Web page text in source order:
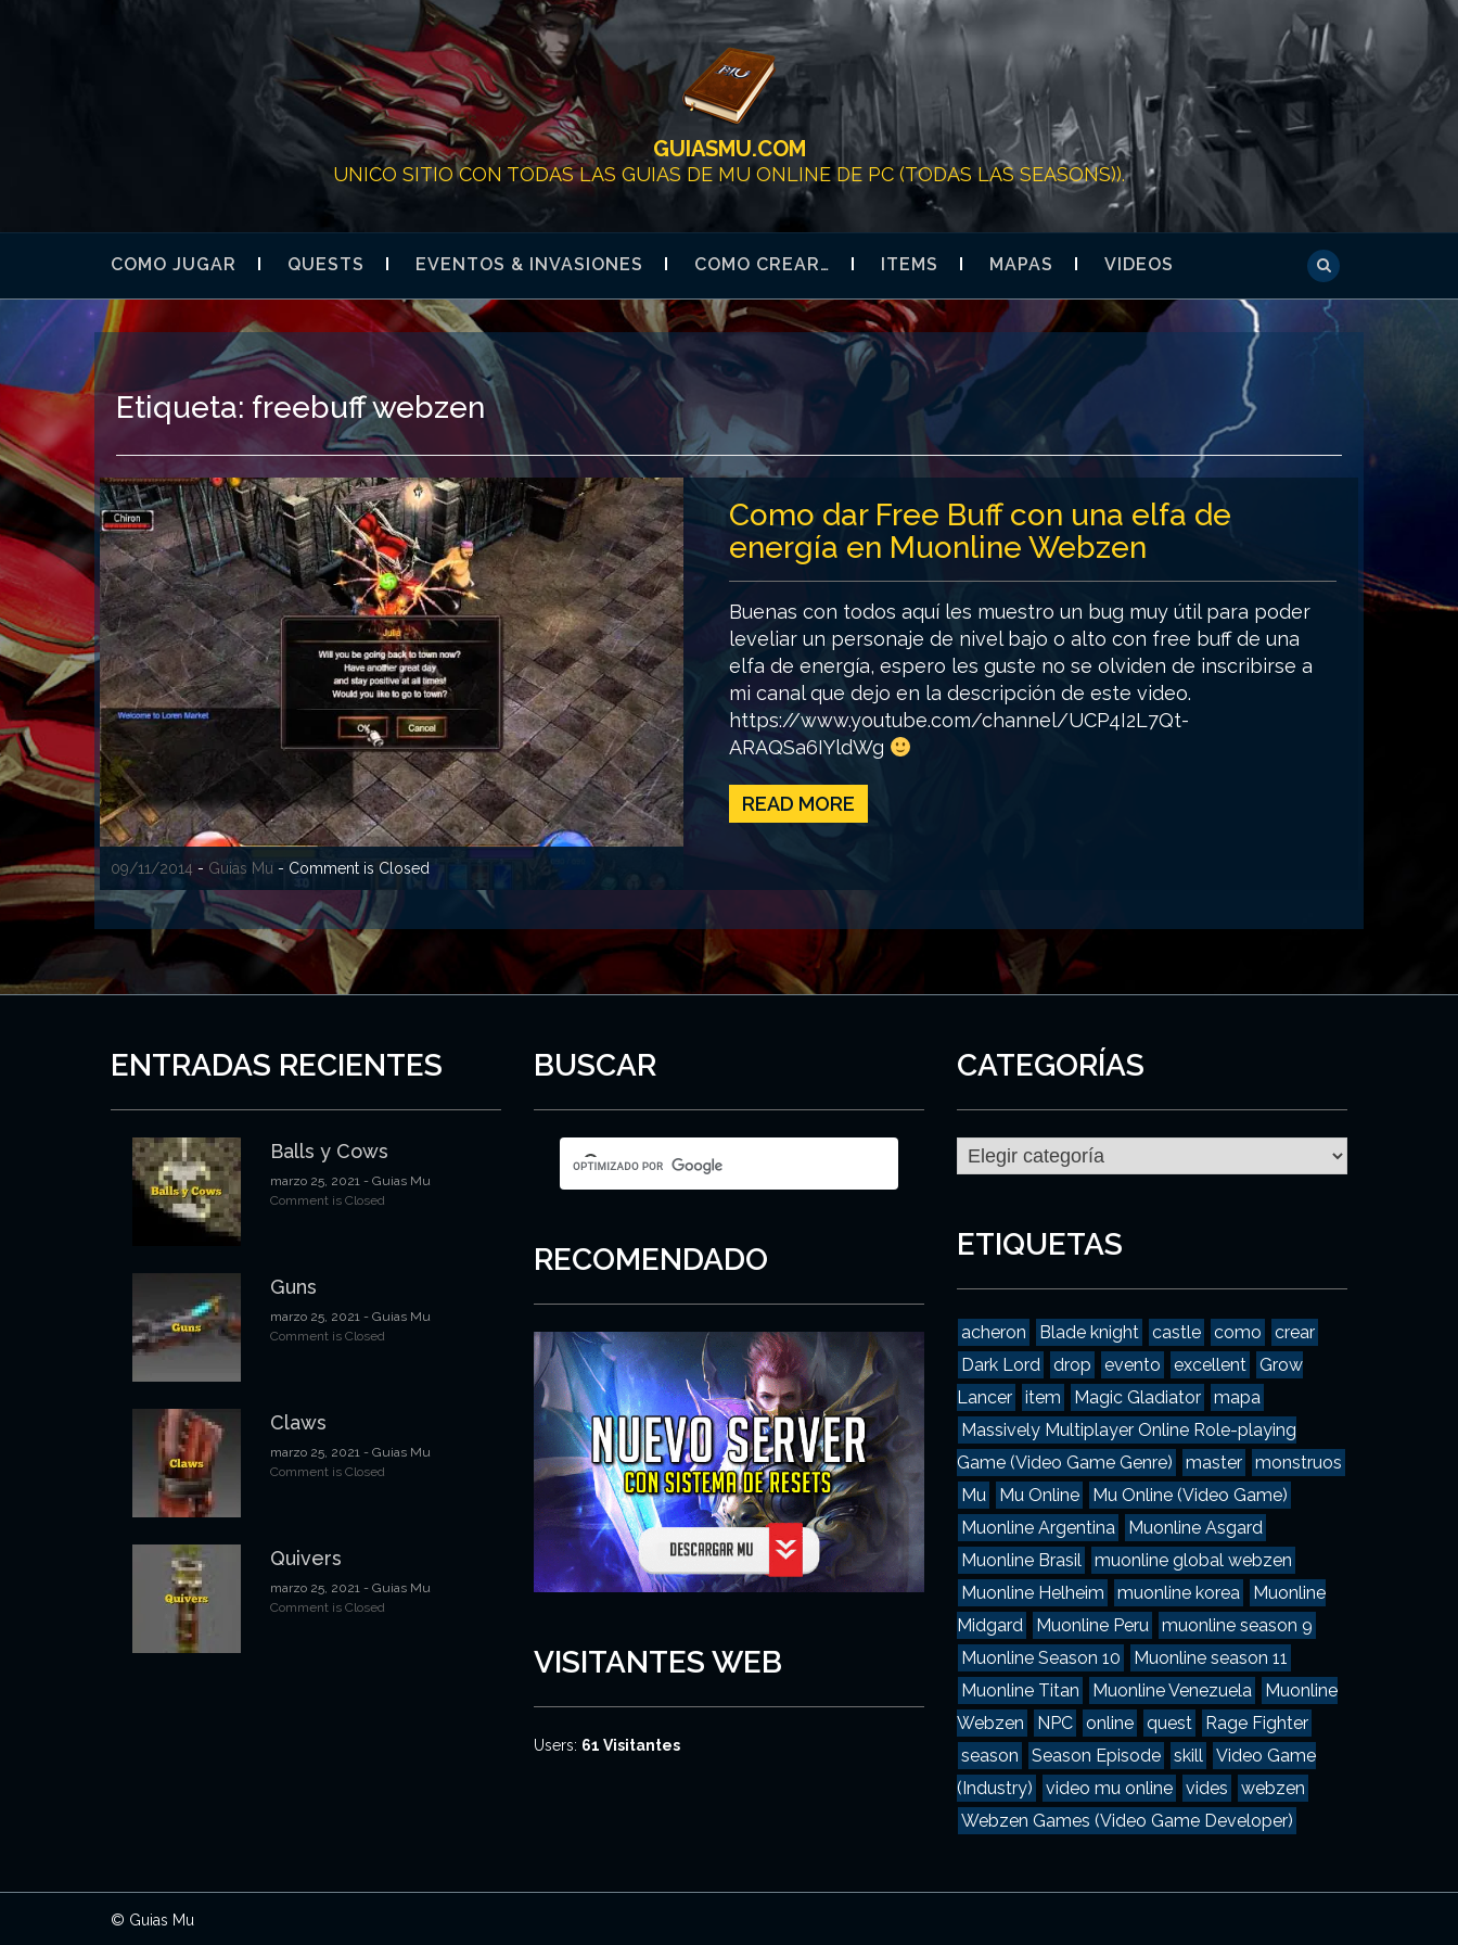
GUIASMU.COM
UNICO SITIO CON TODAS LAS GUIAS DE MU ONLINE DE PC (TODAS LAS SEASONS)).
COMO JUGAR QUESTS EVENTOS & INVASIONES COMO CREAR… ITEMS MAPAS VIDEOS
Etiqueta: freebuff webzen
09/11/2014 - Guias Mu - Comment is Closed
Como dar Free Buff con una elfa de
energía en Muonline Webzen
Buenas con todos aquí les muestro un bug muy útil para poder
leveliar un personaje de nivel bajo o alto con free buff de una
elfa de energía, espero les guste no se olviden de inscribirse a
mi canal que dejo en la descripción de este video.
https://www.youtube.com/channel/UCP4I2L7Qt-
ARAQSa6IYldWg
READ MORE
ENTRADAS RECIENTES
Balls y Cows
marzo 25, 2021 - Guias Mu
Comment is Closed
Guns
marzo 25, 2021 - Guias Mu
Comment is Closed
Claws
marzo 25, 2021 - Guias Mu
Comment is Closed
Quivers
marzo 25, 2021 - Guias Mu
Comment is Closed
BUSCAR
RECOMENDADO
VISITANTES WEB
Users: 61 Visitantes
CATEGORÍAS
Categorías
ETIQUETAS
acheron Blade knight castle como
crear
Dark Lord
drop evento excellent
Grow
Lancer
item Magic Gladiator
mapa
Massively Multiplayer Online Role-playing
Game (Video Game Genre)
master
monstruos
Mu
Mu Online
Mu Online (Video Game)
Muonline Argentina
Muonline Asgard
Muonline Brasil
muonline global webzen
Muonline Helheim
muonline korea
Muonline
Midgard
Muonline Peru
muonline season 9
Muonline Season 10
Muonline season 11
Muonline Titan
Muonline Venezuela
Muonline
Webzen
NPC online quest
Rage Fighter
season
Season Episode skill
Video Game
(Industry)
video mu online vides
webzen
Webzen Games (Video Game Developer)
© Guias Mu